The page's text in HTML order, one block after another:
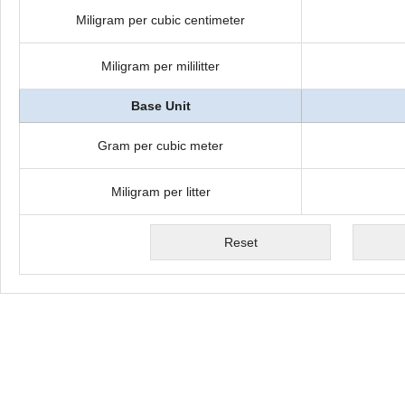
Miligram per cubic centimeter
Miligram per mililitter
Base Unit
Gram per cubic meter
Miligram per litter